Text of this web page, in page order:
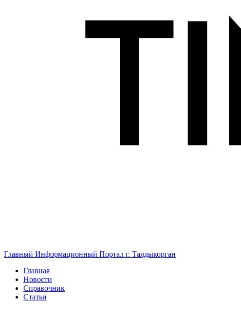
Главный Информационный Портал г. Талдыкорган
Главная
Новости
Справочник
Статьи